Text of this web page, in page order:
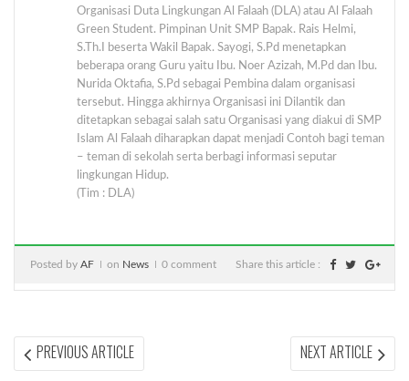
Organisasi Duta Lingkungan Al Falaah (DLA) atau Al Falaah
Green Student. Pimpinan Unit SMP Bapak. Rais Helmi,
S.Th.I beserta Wakil Bapak. Sayogi, S.Pd menetapkan
beberapa orang Guru yaitu Ibu. Noer Azizah, M.Pd dan Ibu.
Nurida Oktafia, S.Pd sebagai Pembina dalam organisasi
tersebut. Hingga akhirnya Organisasi ini Dilantik dan
ditetapkan sebagai salah satu Organisasi yang diakui di SMP
Islam Al Falaah diharapkan dapat menjadi Contoh bagi teman
– teman di sekolah serta berbagi informasi seputar
lingkungan Hidup.
(Tim : DLA)
Posted by AF on News 0 comment Share this article :
Post
PREVIOUS ARTICLEPREVIOUS
ARTICLE:
NEXT ARTICLE